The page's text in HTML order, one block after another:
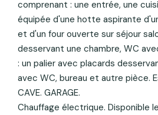
comprenant : une entrée, une
équipée d'une hotte aspirante
et d'un four ouverte sur séjour
desservant une chambre, WC
: un palier avec placards
avec WC, bureau et autre pièce.
CAVE. GARAGE.
Chauffage électrique. Disponible